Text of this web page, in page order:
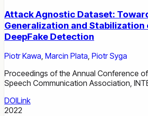
Attack Agnostic Dataset:
Generalization and Stabilization
DeepFake Detection
Piotr Kawa, Marcin Plata, Piotr Syga
Proceedings of the Annual Conference
Speech Communication Association,
DOILink
2022